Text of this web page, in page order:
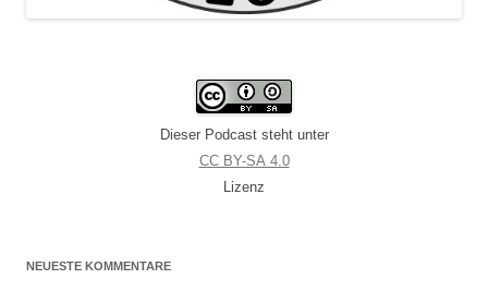
Dieser Podcast steht unter
CC BY-SA 4.0
Lizenz
NEUESTE KOMMENTARE